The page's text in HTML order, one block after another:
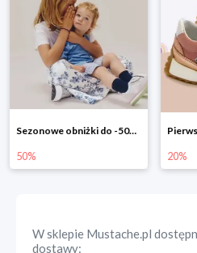
Pierwsze wiosenne zakupy -20%
20%
-
30%
W sklepie Mustache.pl
dostawy: